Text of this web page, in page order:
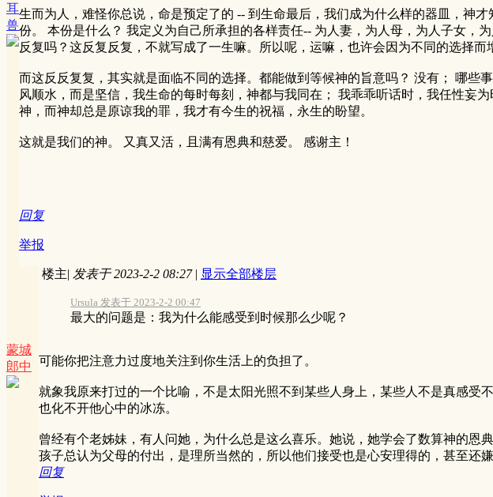
耳
兽
生而为人，难怪你总说，命是预定了的 -- 到生命最后，我们成为什么样的器皿，神
份。 本份是什么？ 我定义为自己所承担的各样责任-- 为人妻，为人母，为人子女，
反复吗？这反复反复，不就写成了一生嘛。所以呢，运嘛，也许会因为不同的选择
而这反反复复，其实就是面临不同的选择。都能做到等候神的旨意吗？ 没有； 哪
风顺水，而是坚信，我生命的每时每刻，神都与我同在； 我乖乖听话时，我任性妄
神，而神却总是原谅我的罪，我才有今生的祝福，永生的盼望。
这就是我们的神。 又真又活，且满有恩典和慈爱。 感谢主！
回复
举报
蒙城
郎中
楼主| 发表于 2023-2-2 08:27 | 显示全部楼层
Ursula 发表于 2023-2-2 00:47
最大的问题是：我为什么能感受到时候那么少呢？
可能你把注意力过度地关注到你生活上的负担了。
就象我原来打过的一个比喻，不是太阳光照不到某些人身上，某些人不是真感受
也化不开他心中的冰冻。
曾经有个老姊妹，有人问她，为什么总是这么喜乐。她说，她学会了数算神的恩
孩子总认为父母的付出，是理所当然的，所以他们接受也是心安理得的，甚至还嫌
回复